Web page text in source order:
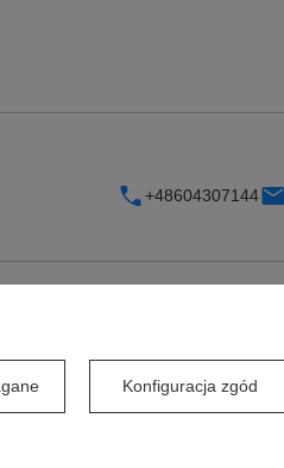
+48604307144
O firmie
Konfiguracja zgód